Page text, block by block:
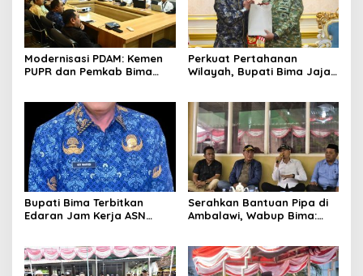
Modernisasi PDAM: Kemen
PUPR dan Pemkab Bima
Perkuat Pertahanan
Wilayah, Bupati Bima Jajaki
Pangkormar
Bupati Bima Terbitkan
Edaran Jam Kerja ASN
Serahkan Bantuan Pipa di
Ambalawi, Wabup Bima: